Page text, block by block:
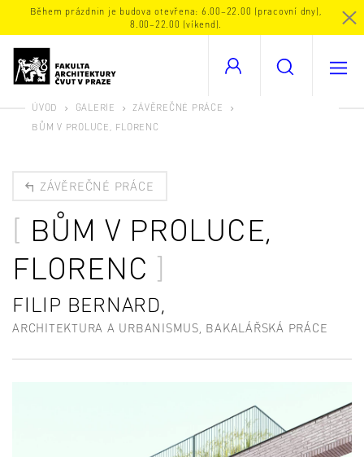
Během prázdnin je budova otevřena: 6.00–22.00 (pracovní dny),
8.00–22.00 (víkend).
ÚVOD GALERIE
ZÁVĚREČNÉ PRÁCE
BŮM V PROLUCE, FLORENC
ZÁVĚREČNÉ PRÁCE
BŮM V PROLUCE,
FLORENC
FILIP BERNARD,
ARCHITEKTURA A URBANISMUS, BAKALÁŘSKÁ PRÁCE